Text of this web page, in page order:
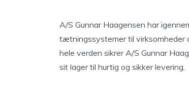
A/S Gunnar Haagensen har
tætningssystemer til virksomheder
hele verden sikrer A/S Gunnar
sit lager til hurtig og sikker levering.